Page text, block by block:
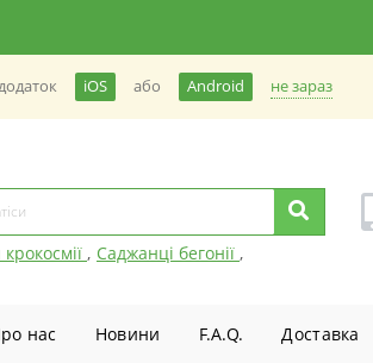
iOS або Android не зараз
, Саджанці бегонії ,
нас Новини F.A.Q. Доставка